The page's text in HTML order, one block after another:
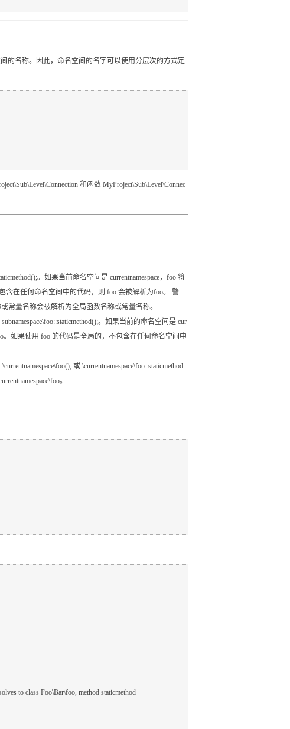
的名称。因此，命名空间的名字可以使用分层次的方式定
和函数 MyProject\Sub\Level\Connec
。如果当前命名空间是 currentnamespace，foo 将
含在任何命名空间中的代码，则 foo 会被解析为foo。 警
常量名称会被解析为全局函数名称或常量名称。
。如果当前的命名空间是 cur
。如果使用 foo 的代码是全局的，不包含在任何命名空间中
或 \currentnamespace\foo::staticmethod
。
to class Foo\Bar\foo, method staticmethod